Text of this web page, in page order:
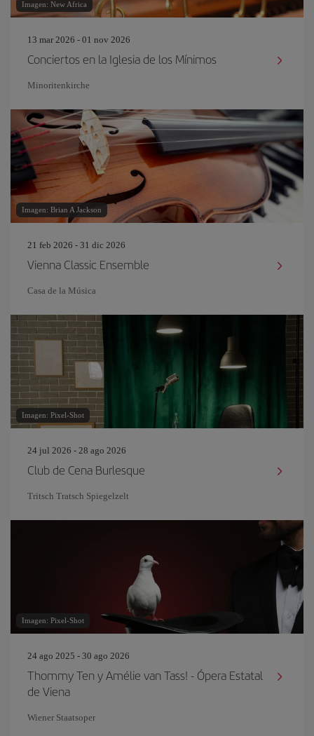
Imagen: New Africa
13 mar 2026 - 01 nov 2026
Conciertos en la Iglesia de los Mínimos
Minoritenkirche
Imagen: Brian A Jackson
21 feb 2026 - 31 dic 2026
Vienna Classic Ensemble
Casa de la Música
Imagen: Pixel-Shot
24 jul 2026 - 28 ago 2026
Club de Cena Burlesque
Tritsch Tratsch Spiegelzelt
Imagen: Pixel-Shot
24 ago 2025 - 30 ago 2026
Thommy Ten y Amélie van Tass! - Ópera Estatal
de Viena
Wiener Staatsoper